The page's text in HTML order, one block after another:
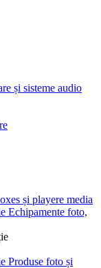
și sisteme audio
și playere media
Echipamente foto,
Produse foto și